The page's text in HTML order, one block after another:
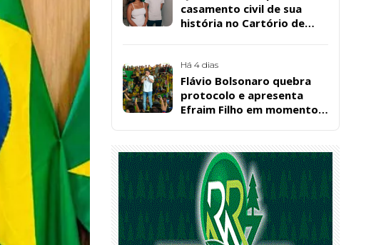
casamento civil de sua
história no Cartório de
Há 4 dias
Flávio Bolsonaro quebra
protocolo e apresenta
Efraim Filho em momento